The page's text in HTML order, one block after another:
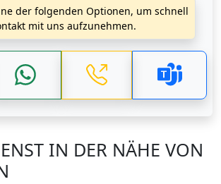
der folgenden Optionen, um schnell
mit uns aufzunehmen.
IN DER NÄHE VON